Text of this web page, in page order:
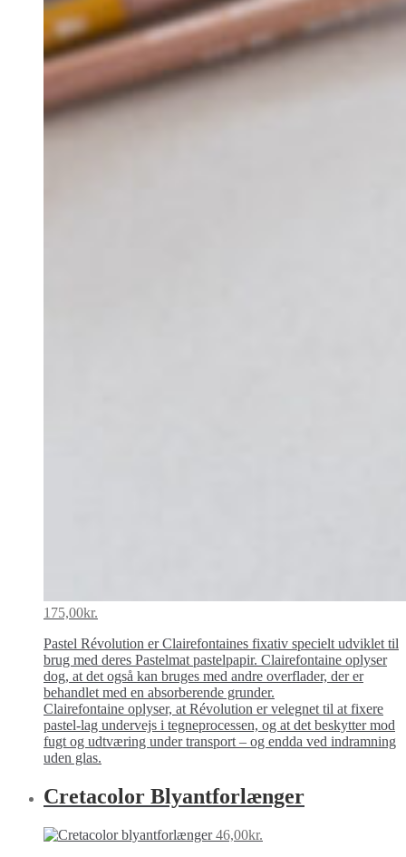
175,00kr.
Pastel Révolution er Clairefontaines fixativ specielt udviklet til
brug med deres Pastelmat pastelpapir. Clairefontaine oplyser
dog, at det også kan bruges med andre overflader, der er
behandlet med en absorberende grunder.
Clairefontaine oplyser, at Révolution er velegnet til at fixere
pastel-lag undervejs i tegneprocessen, og at det beskytter mod
fugt og udtværing under transport – og endda ved indramning
uden glas.
Cretacolor Blyantforlænger
46,00kr.